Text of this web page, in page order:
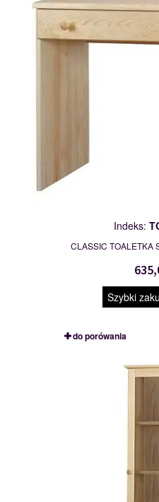
Indeks:
CLASSIC TOALETKA
Szybki
do porówania